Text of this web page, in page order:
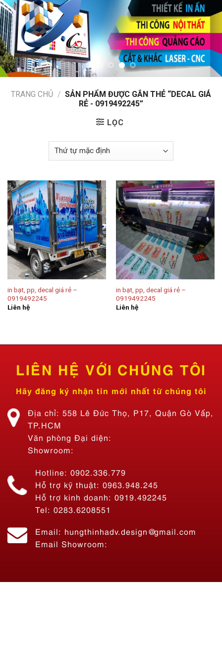
TRANG CHỦ / SẢN PHẨM ĐƯỢC GẮN THẺ “DECAL GIÁ
RẺ - 0919492245”
LỌC
in bạt, pp, decal giá rẻ –
0919492245
Liên hệ
in bạt, pp, decal giá rẻ –
0919492245
Liên hệ
LIÊN HỆ VỚI CHÚNG TÔI
Hãy đăng ký nhận tin mới nhất từ chúng tôi
Địa chỉ: 558 Lê Đức Thọ, P17, Quận Gò Vấp,
TP.HCM
Văn phòng Đại diện:
Showroom:
Hotline: 0902.336.779
Hỗ trợ kỹ thuật: 0963.948.245
Hỗ trợ kinh doanh: 0919.492245
Tel: 0283.6208551
Email: hungthinhadv.design@gmail.com
Email Showroom: